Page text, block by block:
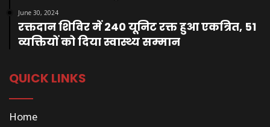
June 30, 2024
रक्तदान शिविर में 240 यूनिट रक्त हुआ एकत्रित, 51
व्यक्तियों को दिया स्वास्थ्य सम्मान
QUICK LINKS
Home